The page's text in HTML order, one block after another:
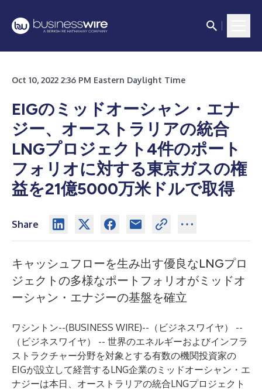
Oct 10, 2022 2:36 PM Eastern Daylight Time
EIGのミッドオーシャン・エナ
ジー、オーストラリアの統合
LNGプロジェクト4件のポート
フォリオに対する東京ガスの権
益を21億5000万米ドルで取得
Share
キャッシュフローを生み出す優良なLNGプロ
ジェクトの多様なポートフォリオがミッドオ
ーシャン・エナジーの基盤を確立
ワシントン--(BUSINESS WIRE)-- （ビジネスワイヤ） --
（ビジネスワイヤ） -- 世界のエネルギーおよびインフラ
ストラクチャー分野を対象とする有数の機関投資家の
EIGが設立して経営するLNG企業のミッドオーシャン・エ
ナジーは本日、オーストラリアの統合LNGプロジェクト